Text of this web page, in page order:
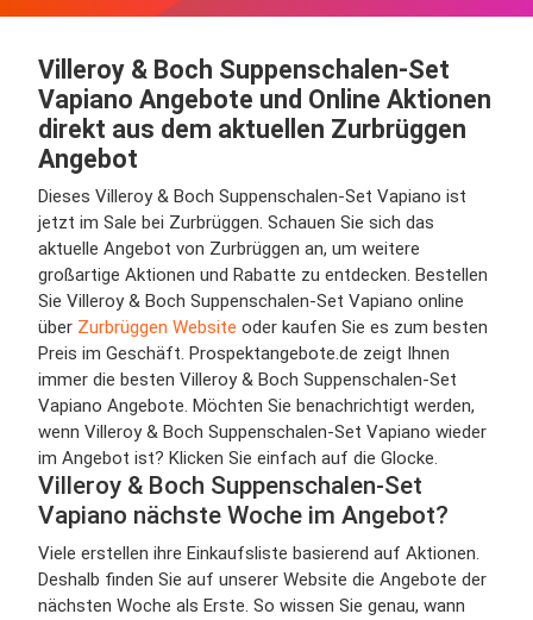
Villeroy & Boch Suppenschalen-Set
Vapiano Angebote und Online Aktionen
direkt aus dem aktuellen Zurbrüggen
Angebot
Dieses Villeroy & Boch Suppenschalen-Set Vapiano ist
jetzt im Sale bei Zurbrüggen. Schauen Sie sich das
aktuelle Angebot von Zurbrüggen an, um weitere
großartige Aktionen und Rabatte zu entdecken. Bestellen
Sie Villeroy & Boch Suppenschalen-Set Vapiano online
über Zurbrüggen Website oder kaufen Sie es zum besten
Preis im Geschäft. Prospektangebote.de zeigt Ihnen
immer die besten Villeroy & Boch Suppenschalen-Set
Vapiano Angebote. Möchten Sie benachrichtigt werden,
wenn Villeroy & Boch Suppenschalen-Set Vapiano wieder
im Angebot ist? Klicken Sie einfach auf die Glocke.
Villeroy & Boch Suppenschalen-Set
Vapiano nächste Woche im Angebot?
Viele erstellen ihre Einkaufsliste basierend auf Aktionen.
Deshalb finden Sie auf unserer Website die Angebote der
nächsten Woche als Erste. So wissen Sie genau, wann